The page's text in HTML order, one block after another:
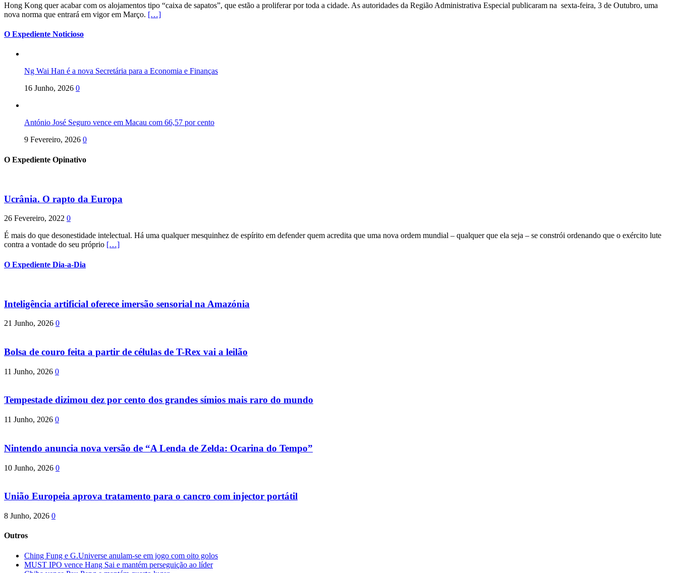
Hong Kong quer acabar com os alojamentos tipo “caixa de sapatos”, que estão a proliferar por toda a cidade. As autoridades da Região Administrativa Especial publicaram na sexta-feira, 3 de Outubro, uma
nova norma que entrará em vigor em Março. […]
O Expediente Noticioso
Ng Wai Han é a nova Secretária para a Economia e Finanças
16 Junho, 2026 0
António José Seguro vence em Macau com 66,57 por cento
9 Fevereiro, 2026 0
O Expediente Opinativo
Ucrânia. O rapto da Europa
26 Fevereiro, 2022 0
É mais do que desonestidade intelectual. Há uma qualquer mesquinhez de espírito em defender quem acredita que uma nova ordem mundial – qualquer que ela seja – se constrói ordenando que o exército lute
contra a vontade do seu próprio […]
O Expediente Dia-a-Dia
Inteligência artificial oferece imersão sensorial na Amazónia
21 Junho, 2026 0
Bolsa de couro feita a partir de células de T-Rex vai a leilão
11 Junho, 2026 0
Tempestade dizimou dez por cento dos grandes símios mais raro do mundo
11 Junho, 2026 0
Nintendo anuncia nova versão de “A Lenda de Zelda: Ocarina do Tempo”
10 Junho, 2026 0
União Europeia aprova tratamento para o cancro com injector portátil
8 Junho, 2026 0
Outros
Ching Fung e G.Universe anulam-se em jogo com oito golos
MUST IPO vence Hang Sai e mantém perseguição ao líder